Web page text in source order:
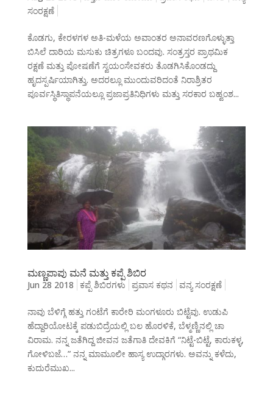
ಸಂರಕ್ಷಣೆ
ಕೊಡಗು, ಕೇರಳಗಳ ಅತಿ-ಮಳೆಯ ಅವಾಂತರ ಅನಾವರಣಗೊಳ್ಳುತ್ತಾ
ಬಿಸಿಲೆ ದಾರಿಯ ಮಸುಕು ಚಿತ್ರಗಳೂ ಬಂದವು. ಸಂತ್ರಸ್ತರ ಪ್ರಾಥಮಿಕ
ರಕ್ಷಣೆ ಮತ್ತು ಪೋಷಣೆಗೆ ಸ್ವಯಂಸೇವಕರು ತೊಡಗಿಸಿಕೊಂಡದ್ದು
ಹೃದಸ್ಪರ್ಷಿಯಾಗಿತ್ತು. ಅದರಲ್ಲೂ ಮುಂದುವರಿದಂತೆ ನಿರಾಶ್ರಿತರ
ಪೂರ್ವಸ್ಥಿತಿಸ್ಥಾಪನೆಯಲ್ಲೂ ಪ್ರಜಾಪ್ರತಿನಿಧಿಗಳು ಮತ್ತು ಸರಕಾರ ಬಹ್ವಂಶ...
ಮಣ್ಣಪಾಪು ಮನೆ ಮತ್ತು ಕಪ್ಪೆ ಶಿಬಿರ
Jun 28 2018 ಕಪ್ಪೆ ಶಿಬಿರಗಳು ಪ್ರವಾಸ ಕಥನ ವನ್ಯ ಸಂರಕ್ಷಣೆ
ನಾವು ಬೆಳಿಗ್ಗೆ ಹತ್ತು ಗಂಟೆಗೆ ಕಾರೇರಿ ಮಂಗಳೂರು ಬಿಟ್ಟೆವು. ಉಡುಪಿ
ಹೆದ್ದಾರಿಯೋಟಕ್ಕೆ ಪಡುಬಿದ್ರೆಯಲ್ಲಿ ಬಲ ಹೊರಳಿಕೆ, ಬೆಳ್ಮಣ್ಣಿನಲ್ಲಿ ಚಾ
ವಿರಾಮ. ನನ್ನ ಜತೆಗಿದ್ದ ಜೀವನ ಜತೆಗಾತಿ ದೇವಕಿಗೆ “ನಿಟ್ಟೆ-ಬಿಟ್ಟೆ, ಕಾರುಕಳ್ಳ,
ಗೋಳಿಬಜೆ…” ನನ್ನ ಮಾಮೂಲೀ ಹಾಸ್ಯ ಉದ್ಗಾರಗಳು. ಅವನ್ನು ಕಳೆದು,
ಕುದುರೆಮುಖ...